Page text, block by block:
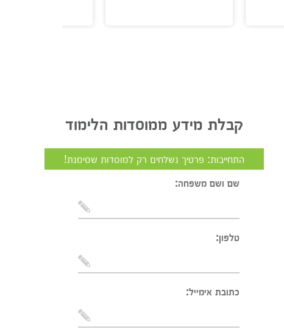
קבלת מידע ממוסדות הלימוד
התחייבות: פרטיך נשלחים רק למוסדות שסימנת!
שם ושם משפחה:
טלפון:
כתובת אימייל: